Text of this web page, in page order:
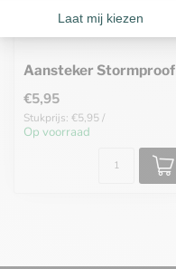
Aansteker Stormproof
€5,95
Stukprijs: €5,95 /
Op voorraad